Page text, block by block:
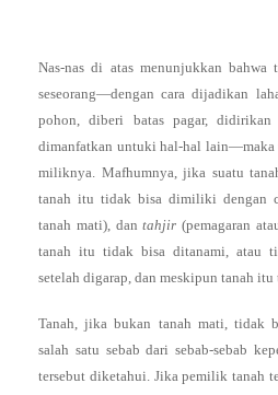
Nas-nas di atas menunjukkan
seseorang—dengan cara dijadikan
pohon, diberi batas pagar, didirikan
dimanfatkan untuki hal-hal lain—maka
miliknya. Mafhumnya, jika suatu
tanah itu tidak bisa dimiliki dengan
tanah mati), dantahjir (pemagaran
tanah itu tidak bisa ditanami, atau
setelah digarap, dan meskipun tanah
Tanah, jika bukan tanah mati, tidak
salah satu sebab dari sebab-sebab
tersebut diketahui. Jika pemilik tanah